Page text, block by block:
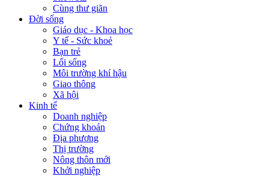
Cùng thư giãn
Đời sống
Giáo dục - Khoa học
Y tế - Sức khoẻ
Bạn trẻ
Lối sống
Môi trường khí hậu
Giao thông
Xã hội
Kinh tế
Doanh nghiệp
Chứng khoán
Địa phương
Thị trường
Nông thôn mới
Khởi nghiệp